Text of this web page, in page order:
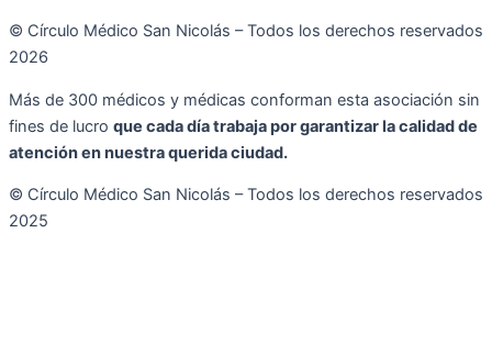
© Círculo Médico San Nicolás – Todos los derechos reservados
2026
Más de 300 médicos y médicas conforman esta asociación sin
fines de lucro que cada día trabaja por garantizar la calidad de
atención en nuestra querida ciudad.
© Círculo Médico San Nicolás – Todos los derechos reservados
2025